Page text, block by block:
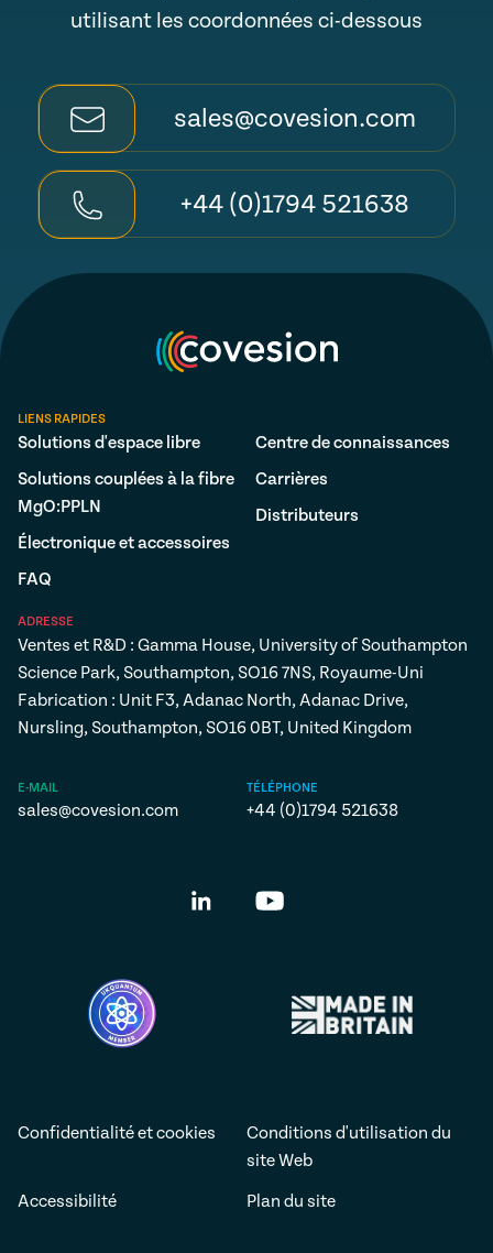
utilisant les coordonnées ci-dessous
sales@covesion.com
+44 (0)1794 521638
LIENS RAPIDES
Solutions d'espace libre
Solutions couplées à la fibre
MgO:PPLN
Électronique et accessoires
FAQ
Centre de connaissances
Carrières
Distributeurs
ADRESSE
Ventes et R&D : Gamma House, University of Southampton
Science Park, Southampton, SO16 7NS, Royaume-Uni
Fabrication : Unit F3, Adanac North, Adanac Drive,
Nursling, Southampton, SO16 0BT, United Kingdom
E-MAIL
sales@covesion.com
TÉLÉPHONE
+44 (0)1794 521638
Confidentialité et cookies
Conditions d'utilisation du
site Web
Accessibilité
Plan du site